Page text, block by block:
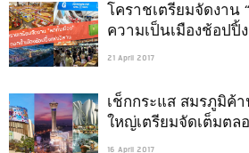
โคราชเตรียมจัดงาน
ความเป็นเมืองช้อปปิ้
21 April 2017
เช็กกระแส สมรภูมิค้
ใหญ่เตรียมจัดเต็มตล
16 April 2017